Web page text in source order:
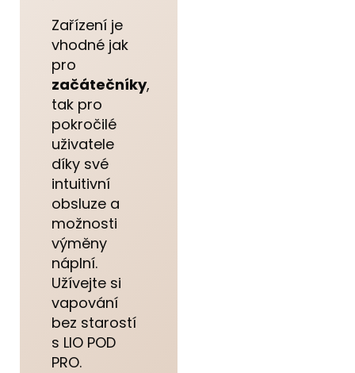
Zařízení je
vhodné jak
pro
začátečníky,
tak pro
pokročilé
uživatele
díky své
intuitivní
obsluze a
možnosti
výměny
náplní.
Užívejte si
vapování
bez starostí
s LIO POD
PRO.